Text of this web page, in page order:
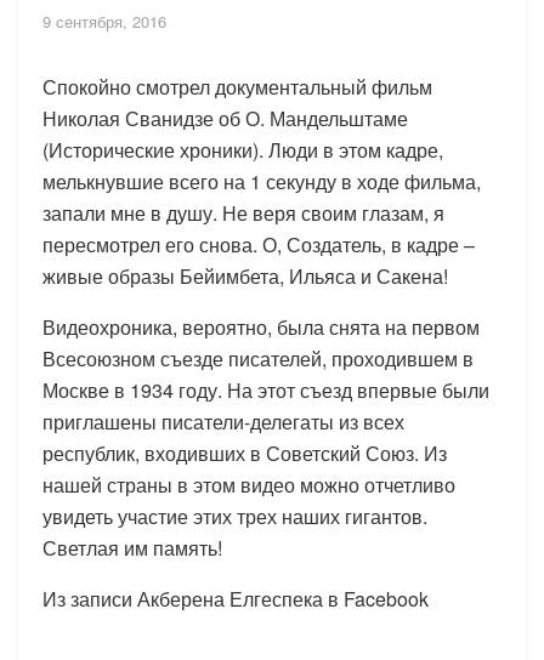
9 сентября, 2016
Спокойно смотрел документальный фильм
Николая Сванидзе об О. Мандельштаме
(Исторические хроники). Люди в этом кадре,
мелькнувшие всего на 1 секунду в ходе фильма,
запали мне в душу. Не веря своим глазам, я
пересмотрел его снова. О, Создатель, в кадре –
живые образы Бейимбета, Ильяса и Сакена!
Видеохроника, вероятно, была снята на первом
Всесоюзном съезде писателей, проходившем в
Москве в 1934 году. На этот съезд впервые были
приглашены писатели-делегаты из всех
республик, входивших в Советский Союз. Из
нашей страны в этом видео можно отчетливо
увидеть участие этих трех наших гигантов.
Светлая им память!
Из записи Акберена Елгеспека в Facebook